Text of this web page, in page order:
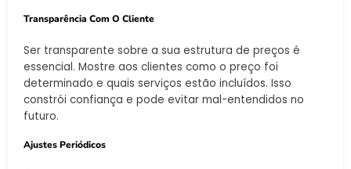
Transparência Com O Cliente
Ser transparente sobre a sua estrutura de preços é
essencial. Mostre aos clientes como o preço foi
determinado e quais serviços estão incluídos. Isso
constrói confiança e pode evitar mal-entendidos no
futuro.
Ajustes Periódicos